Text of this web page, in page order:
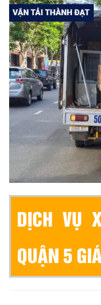
DỊCH VỤ
QUẬN 5